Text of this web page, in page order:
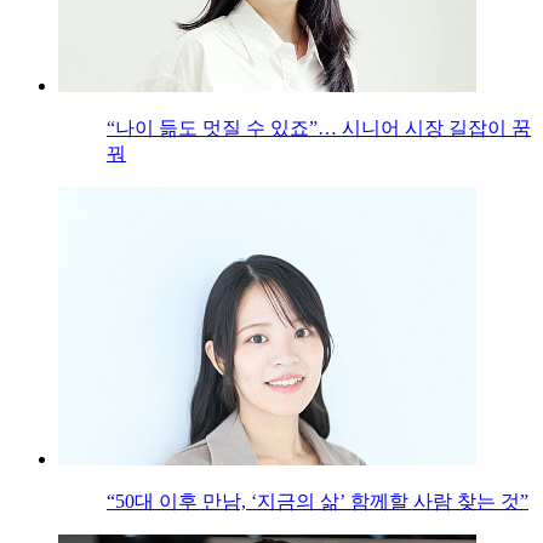
“나이 듦도 멋질 수 있죠”… 시니어 시장 길잡이 꿈
꿔
“50대 이후 만남, ‘지금의 삶’ 함께할 사람 찾는 것”